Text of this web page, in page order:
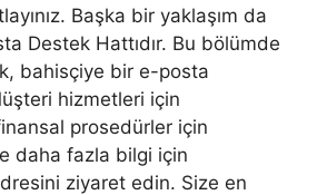
Başka bir yaklaşım da
Destek Hattıdır. Bu bölümde
bahisçiye bir e-posta
hizmetleri için
prosedürler için
daha fazla bilgi için
ziyaret edin. Size en